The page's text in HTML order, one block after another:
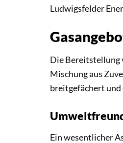
Ludwigsfelder
Die Bereitstellung
Mischung aus
breitgefächert und
Ein wesentlicher